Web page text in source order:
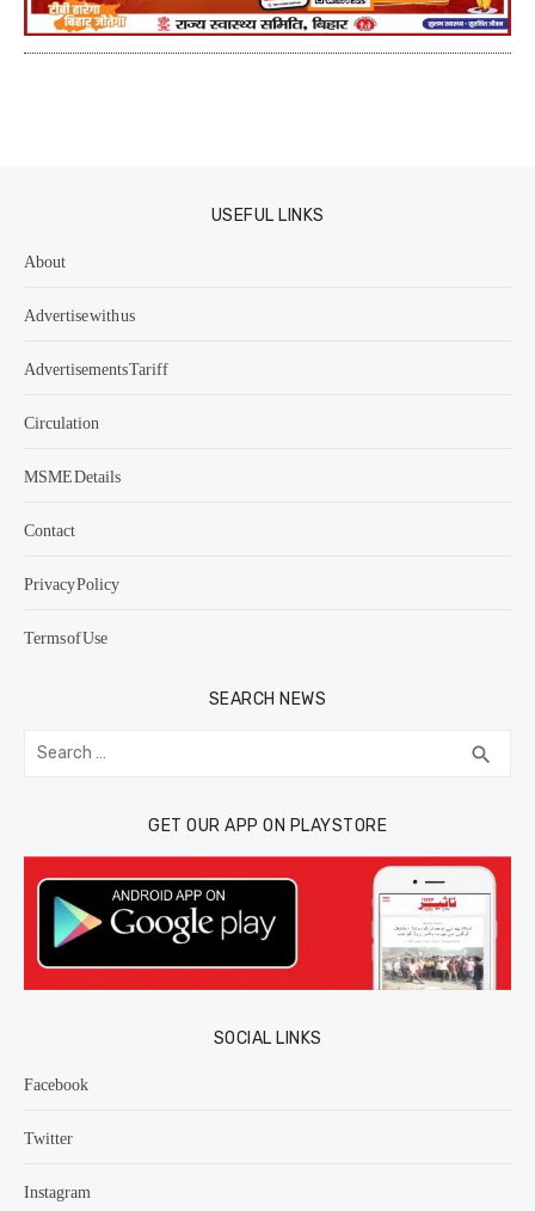
USEFUL LINKS
About
Advertise with us
Advertisements Tariff
Circulation
MSME Details
Contact
Privacy Policy
Terms of Use
SEARCH NEWS
Search
for: search
GET OUR APP ON PLAYSTORE
SOCIAL LINKS
Facebook
Twitter
Instagram